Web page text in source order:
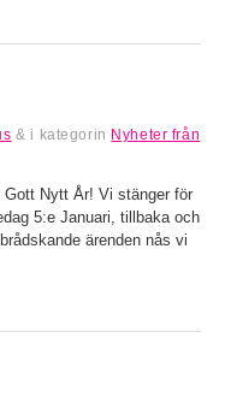
& i kategorin Nyheter från
Nytt År! Vi stänger för
5:e Januari, tillbaka och
ärenden nås vi